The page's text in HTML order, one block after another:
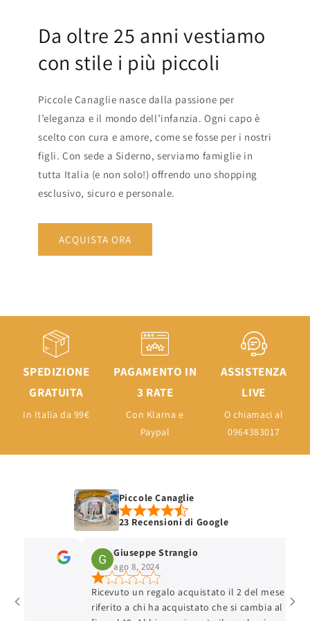
Da oltre 25 anni vestiamo
con stile i più piccoli
Piccole Canaglie nasce dalla passione per
l’eleganza e il mondo dell’infanzia. Ogni capo è
scelto con cura e amore, come se fosse per i nostri
figli. Con sede a Siderno, serviamo famiglie in
tutta Italia (e non solo!) offrendo uno shopping
esclusivo, sicuro e personale.
ACQUISTA ORA
SPEDIZIONE
GRATUITA
In Italia da 99€
PAGAMENTO IN
3 RATE
Con Klarna e
Paypal
ASSISTENZA
LIVE
O chiamaci al
0964383017
Piccole Canaglie
23 Recensioni di Google
Giuseppe Strangio
ago 8, 2024
Ricevuto un regalo acquistato il 2 del mese, hanno
riferito a chi ha acquistato che si cambia al massimo